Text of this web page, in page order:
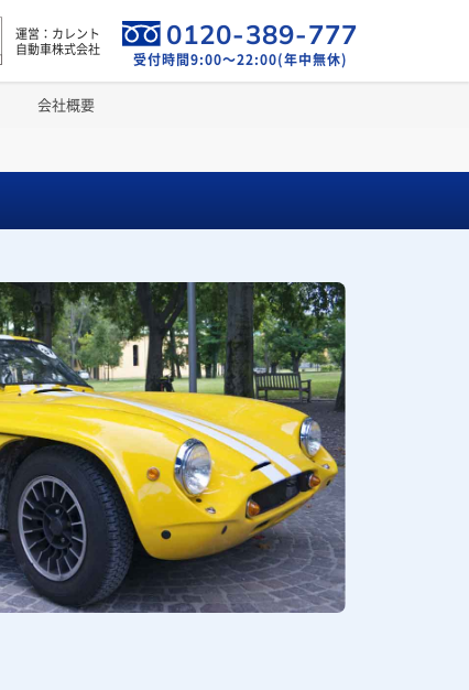
運営：カレント
自動車株式会社
0120-389-777
受付時間9:00～22:00(年中無休)
会社概要